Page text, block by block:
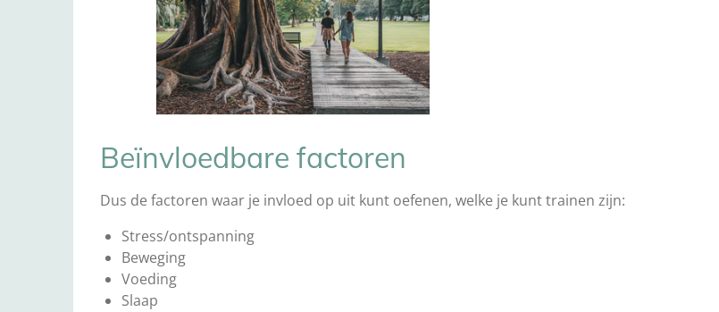
Beïnvloedbare factoren
Dus de factoren waar je invloed op uit kunt oefenen, welke je kunt trainen zijn:
Stress/ontspanning
Beweging
Voeding
Slaap